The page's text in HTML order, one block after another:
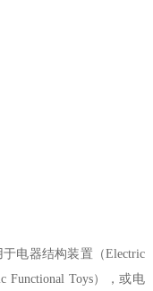
电器结构装置（Electric
Functional Toys），或电